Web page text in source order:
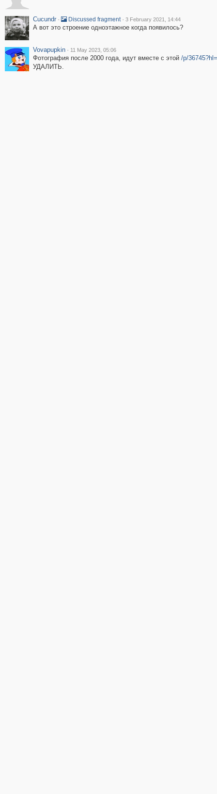
Cucundr · Discussed fragment · 3 February 2021, 14:44
А вот это строение одноэтажное когда появилось?
Vovapupkin · 11 May 2023, 05:06
Фотография после 2000 года, идут вместе с этой /p/
УДАЛИТЬ.